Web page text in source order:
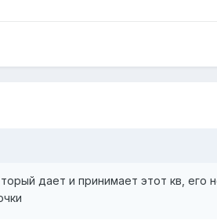
дает и принимает этот кв, его